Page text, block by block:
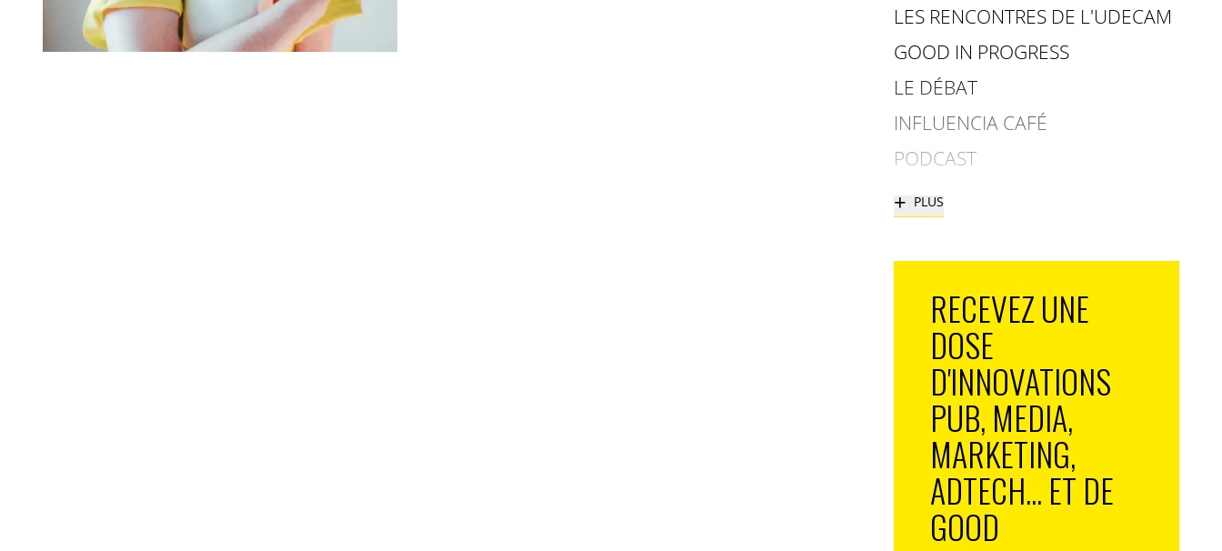
LES RENCONTRES DE L'UDECAM
GOOD IN PROGRESS
LE DÉBAT
INFLUENCIA CAFÉ
PODCAST
+ PLUS
RECEVEZ UNE
DOSE
D'INNOVATIONS
PUB, MEDIA,
MARKETING,
ADTECH... ET DE
GOOD